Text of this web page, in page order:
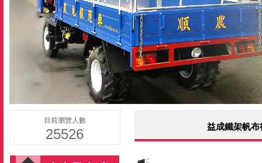
目前瀏覽人數
25526 益成鐵架帆